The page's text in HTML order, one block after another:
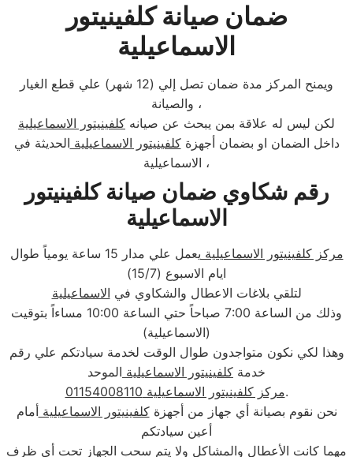
ضمان صيانة كلفينيتور
الاسماعيلية
ويمنح المركز مدة ضمان تصل إلي (12 شهر) علي قطع الغيار
والصيانة ،
لكن ليس له علاقة بمن يبحث عن صيانه كلفينيتور الاسماعيلية
داخل الضمان او بضمان أجهزةكلفينيتور الاسماعيلية الحديثة في
الاسماعيلية ،
رقم شكاوي ضمان صيانة كلفينيتور
الاسماعيلية
مركز كلفينيتور الاسماعيلية
يعمل علي مدار 15 ساعة يومياً طوال
ايام الاسبوع (15/7)
لتلقي بلاغات الاعطال والشكاوي في الاسماعيلية
وذلك من الساعة 7:00 صباحاً حتي الساعة 10:00 مساءاً بتوقيت
(الاسماعيلية)
وهذا لكي نكون متواجدون طوال الوقت لخدمة سيادتكم علي رقم
خدمة كلفينيتور الاسماعيلية الموحد
مركز كلفينيتور الاسماعيلية 01154008110.
نحن نقوم بصيانة أي جهاز من أجهزةكلفينيتور الاسماعيلية أمام
أعين سيادتكم
مهما كانت الأعطال والمشاكل ولا يتم سحب الجهاز تحت أي ظرف